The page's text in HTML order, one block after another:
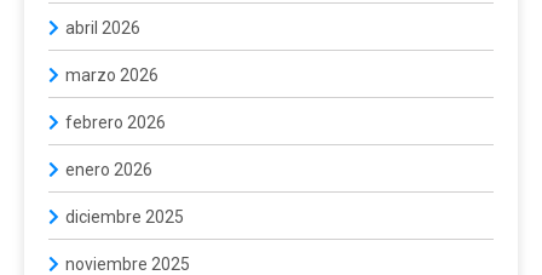
abril 2026
marzo 2026
febrero 2026
enero 2026
diciembre 2025
noviembre 2025